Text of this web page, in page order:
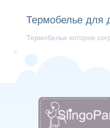
Термобелье для
Термобелье которое